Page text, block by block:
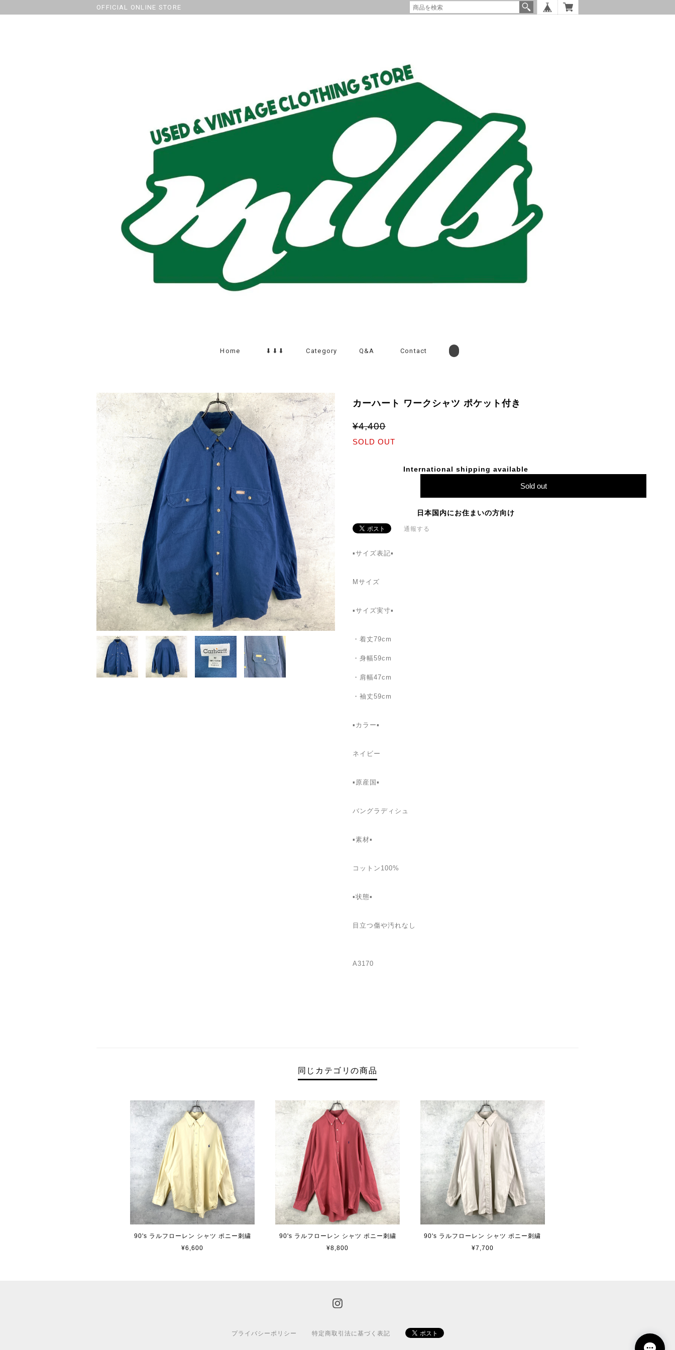
OFFICIAL ONLINE STORE
Home ⬇︎⬇︎⬇︎ Category Q&A Contact
カーハート ワークシャツ ポケット付き
¥4,400
SOLD OUT
International shipping available
Sold out
日本国内にお住まいの方向け
通報する
▪️サイズ表記▪
Mサイズ
▪️サイズ実寸▪️
・着丈79cm
・身幅59cm
・肩幅47cm
・袖丈59cm
▪カラー▪
ネイビー
▪️原産国▪
バングラディシュ
▪️素材▪
コットン100%
▪️状態▪️
目立つ傷や汚れなし
A3170
同じカテゴリの商品
90's ラルフローレン シャツ ポニー刺繍
¥6,600
90's ラルフローレン シャツ ポニー刺繍
¥8,800
90's ラルフローレン シャツ ポニー刺繍
¥7,700
プライバシーポリシー 特定商取引法に基づく表記